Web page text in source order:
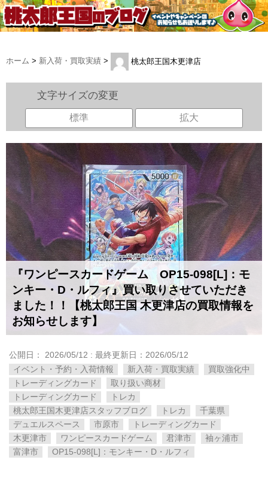
ホーム > 新入荷・買取実績 > 桃太郎王国木更津店
文字サイズの変更
標準 拡大
『ワンピースカードゲーム OP15-098[L]：モ
ンキー・D・ルフィ』買い取りさせていただき
ました！！【桃太郎王国 木更津店の買取情報を
お知らせします】
公開日： 2026/05/12 : 最終更新日：2026/05/12
イベント・予約・入荷情報
新入荷・買取実績
買取強化中
トレーディングカード
取り扱い商材
トレーディングカード
トレカ
桃太郎王国木更津店スタッフブログ
トレカ
千葉県
デュエルスペース
市原市
トレーディングカード
木更津市
ワンピースカードゲーム 君津市
袖ヶ浦市
富津市
OP15-098[L]：モンキー・D・ルフィ